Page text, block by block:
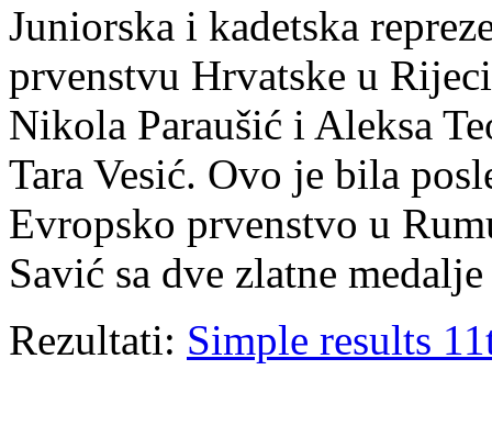
Juniorska i kadetska
prvenstvu Hrvatske u
Nikola Paraušić i Aleksa
Tara Vesić. Ovo je bila
Evropsko prvenstvo u
Savić sa dve zlatne
Rezultati: Simple results